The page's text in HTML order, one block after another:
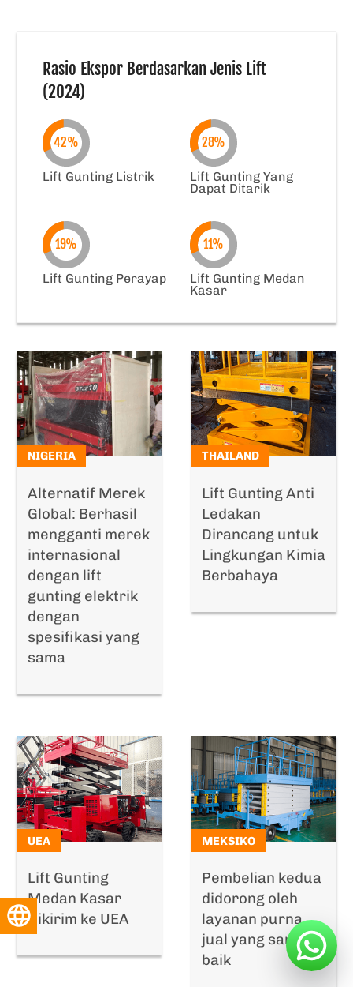
Rasio Ekspor Berdasarkan Jenis Lift
(2024)
42%
Lift Gunting Listrik
28%
Lift Gunting Yang
Dapat Ditarik
19%
Lift Gunting Perayap
11%
Lift Gunting Medan
Kasar
NIGERIA
Alternatif Merek
Global: Berhasil
mengganti merek
internasional
dengan lift
gunting elektrik
dengan
spesifikasi yang
sama
THAILAND
Lift Gunting Anti
Ledakan
Dirancang untuk
Lingkungan Kimia
Berbahaya
UEA
Lift Gunting
Medan Kasar
Dikirim ke UEA
MEKSIKO
Pembelian kedua
didorong oleh
layanan purna
jual yang sangat
baik
Bahasa Indonesia